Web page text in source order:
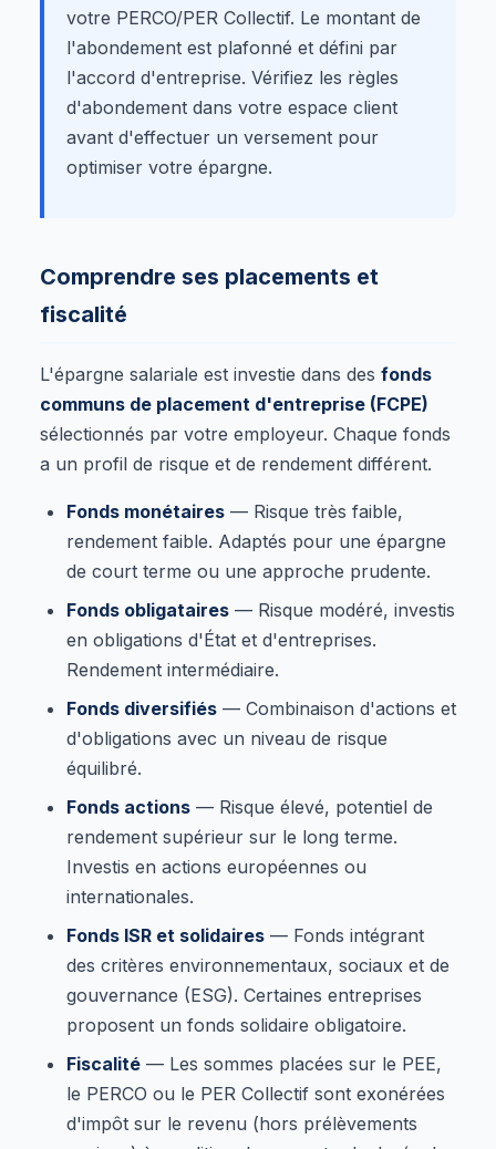
votre PERCO/PER Collectif. Le montant de
l'abondement est plafonné et défini par
l'accord d'entreprise. Vérifiez les règles
d'abondement dans votre espace client
avant d'effectuer un versement pour
optimiser votre épargne.
Comprendre ses placements et
fiscalité
L'épargne salariale est investie dans des fonds
communs de placement d'entreprise (FCPE)
sélectionnés par votre employeur. Chaque fonds
a un profil de risque et de rendement différent.
Fonds monétaires — Risque très faible,
rendement faible. Adaptés pour une épargne
de court terme ou une approche prudente.
Fonds obligataires — Risque modéré, investis
en obligations d'État et d'entreprises.
Rendement intermédiaire.
Fonds diversifiés — Combinaison d'actions et
d'obligations avec un niveau de risque
équilibré.
Fonds actions — Risque élevé, potentiel de
rendement supérieur sur le long terme.
Investis en actions européennes ou
internationales.
Fonds ISR et solidaires — Fonds intégrant
des critères environnementaux, sociaux et de
gouvernance (ESG). Certaines entreprises
proposent un fonds solidaire obligatoire.
Fiscalité — Les sommes placées sur le PEE,
le PERCO ou le PER Collectif sont exonérées
d'impôt sur le revenu (hors prélèvements